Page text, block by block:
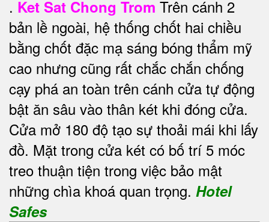
. Ket Sat Chong Trom Trên cánh 2
bản lề ngoài, hệ thống chốt hai chiều
bằng chốt đặc mạ sáng bóng thẩm mỹ
cao nhưng cũng rất chắc chắn chống
cạy phá an toàn trên cánh cửa tự động
bật ăn sâu vào thân két khi đóng cửa.
Cửa mở 180 độ tạo sự thoải mái khi lấy
đồ. Mặt trong cửa két có bố trí 5 móc
treo thuận tiện trong việc bảo mật
những chìa khoá quan trọng. Hotel
Safes